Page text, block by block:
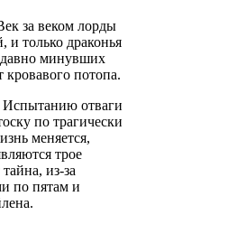
за веком лорды
только драконья
минувших
потопа.
Испытанию отваги
по трагически
меняется,
трое
из-за
по пятам и